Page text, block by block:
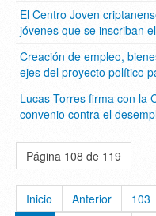
El Centro Joven
jóvenes que se inscriban
Creación de empleo,
ejes del proyecto político
Lucas-Torres firma con la
convenio contra el
Página 108 de 119
Inicio Anterior 103